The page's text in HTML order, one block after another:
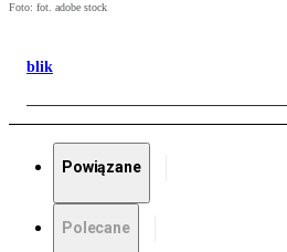
Foto: fot. adobe stock
blik
Powiązane
Polecane